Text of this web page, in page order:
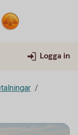
Logga in